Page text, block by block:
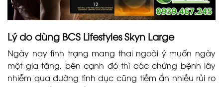
Lý do dùng BCS Lifestyles Skyn Large
Ngày nay tình trạng mang thai ngoài ý muốn ngày
một gia tăng, bên cạnh đó thì các chứng bệnh lây
nhiễm qua đường tình dục cũng tiềm ẩn nhiều rủi ro